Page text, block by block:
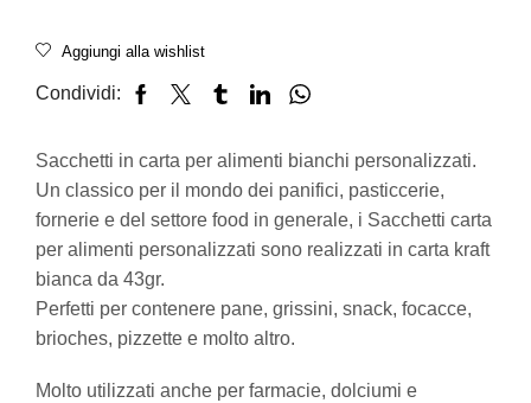
Aggiungi alla wishlist
Condividi:
Sacchetti in carta per alimenti bianchi personalizzati.
Un classico per il mondo dei panifici, pasticcerie,
fornerie e del settore food in generale, i Sacchetti carta
per alimenti personalizzati sono realizzati in carta kraft
bianca da 43gr.
Perfetti per contenere pane, grissini, snack, focacce,
brioches, pizzette e molto altro.
Molto utilizzati anche per farmacie, dolciumi e